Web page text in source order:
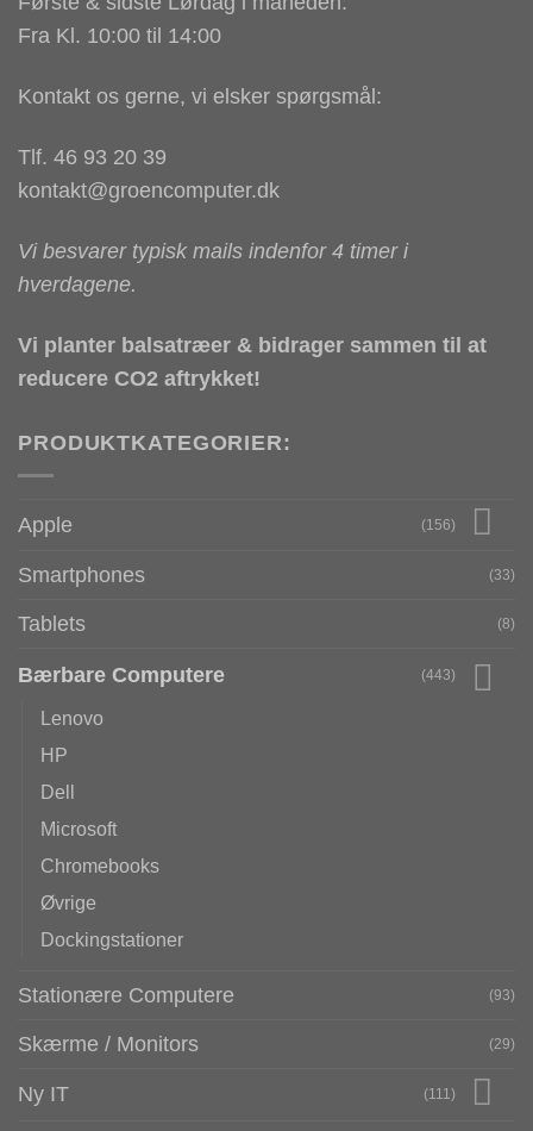
Fra Kl. 10:00 til 14:00
Kontakt os gerne, vi elsker spørgsmål:
Tlf. 46 93 20 39
kontakt@groencomputer.dk
Vi besvarer typisk mails indenfor 4 timer i
hverdagene.
Vi planter balsatræer & bidrager sammen til at
reducere CO2 aftrykket!
PRODUKTKATEGORIER:
Apple (156)
Smartphones (33)
Tablets (8)
Bærbare Computere (443)
Lenovo
HP
Dell
Microsoft
Chromebooks
Øvrige
Dockingstationer
Stationære Computere (93)
Skærme / Monitors (29)
Ny IT (111)